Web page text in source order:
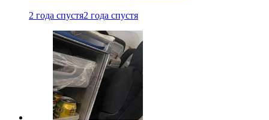
2 года спустя2 года спустя